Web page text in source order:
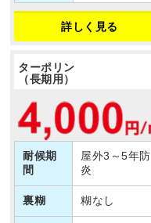
詳しく見る
ターポリン
（長期用）
耐候期
間
屋外3～5年防
炎
裏糊 糊なし